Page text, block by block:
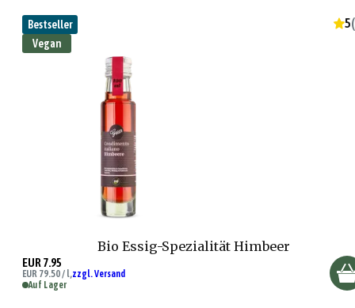
Bestseller
Vegan
5(
Bio Essig-Spezialität Himbeer
EUR 7.95
EUR 79.50 / l,zzgl. Versand
Auf Lager